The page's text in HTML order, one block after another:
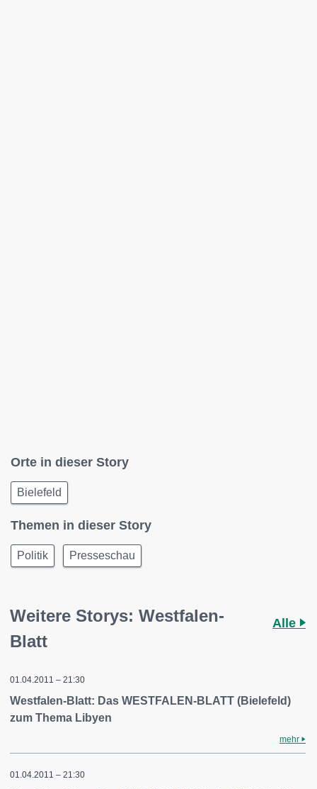
Orte in dieser Story
Bielefeld
Themen in dieser Story
Politik Presseschau
Weitere Storys: Westfalen-
Blatt
Alle
01.04.2011 – 21:30
Westfalen-Blatt: Das WESTFALEN-BLATT (Bielefeld)
zum Thema Libyen
mehr
01.04.2011 – 21:30